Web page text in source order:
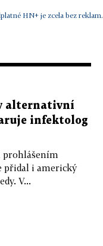
HN+ je zcela bez reklam.
alternativní
infektolog
prohlášením
přidal i americký
V...